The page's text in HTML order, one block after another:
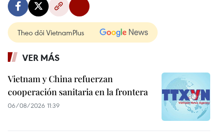
Theo dõi VietnamPlus
VER MÁS
Vietnam y China refuerzan
cooperación sanitaria en la frontera
06/08/2026 11:39